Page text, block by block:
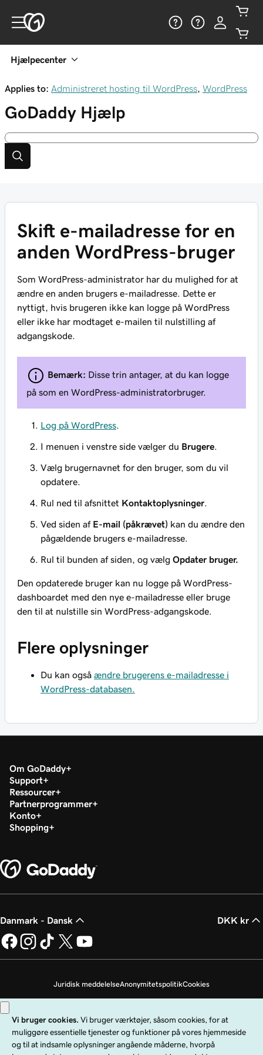
Hjælpecenter
Applies to: Administreret hosting til WordPress WordPress
GoDaddy Hjælp
Skift e-mailadresse for en
anden WordPress-bruger
Som WordPress-administrator har du mulighed for at
ændre en anden brugers e-mailadresse. Dette er
nyttigt, hvis brugeren ikke kan logge på WordPress
eller ikke har modtaget e-mailen til nulstilling af
adgangskode.
Bemærk: Disse trin antager, at du kan logge
på som en WordPress-administratorbruger.
Log på WordPress
I menuen i venstre side vælger du Brugere
Vælg brugernavnet for den bruger, som du vil
opdatere.
Rul ned til afsnittet Kontaktoplysninger
Ved siden af E-mail (påkrævet) kan du ændre den
pågældende brugers e-mailadresse.
Rul til bunden af siden, og vælg Opdater bruger.
Den opdaterede bruger kan nu logge på WordPress-
dashboardet med den nye e-mailadresse eller bruge
den til at nulstille sin WordPress-adgangskode.
Flere oplysninger
Du kan også ændre brugerens e-mailadresse i
WordPress-databasen.
Om GoDaddy
Support
Ressourcer
Partnerprogrammer
Konto
Shopping
Danmark - Dansk DKK kr
Juridisk meddelelseAnonymitetspolitikCookies
Copyright © 1999 - 2026 GoDaddy Operating Company, LLC. Alle rettigheder
forbeholdes. GoDaddy-ordmærket er et registreret varemærke tilhørende
GoDaddy Operating Company, LLC i USA og andre lande. "GO"-logoet er et